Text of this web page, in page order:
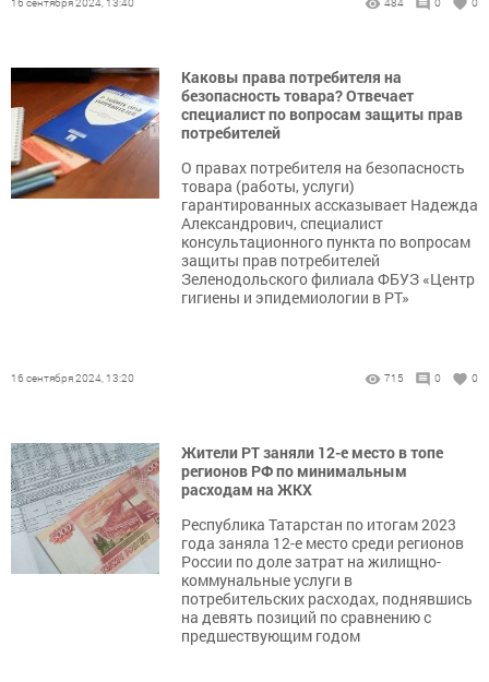
16 сентября 2024, 13:40 484 0 0
Каковы права потребителя на
безопасность товара? Отвечает
специалист по вопросам защиты прав
потребителей
О правах потребителя на безопасность
товара (работы, услуги)
гарантированных ассказывает Надежда
Александрович, специалист
консультационного пункта по вопросам
защиты прав потребителей
Зеленодольского филиала ФБУЗ «Центр
гигиены и эпидемиологии в РТ»
16 сентября 2024, 13:20 715 0 0
Жители РТ заняли 12-е место в топе
регионов РФ по минимальным
расходам на ЖКХ
Республика Татарстан по итогам 2023
года заняла 12-е место среди регионов
России по доле затрат на жилищно-
коммунальные услуги в
потребительских расходах, поднявшись
на девять позиций по сравнению с
предшествующим годом